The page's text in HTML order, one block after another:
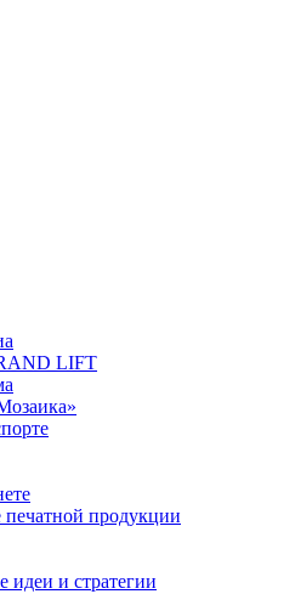
LIFT
печатной продукции
идеи и стратегии